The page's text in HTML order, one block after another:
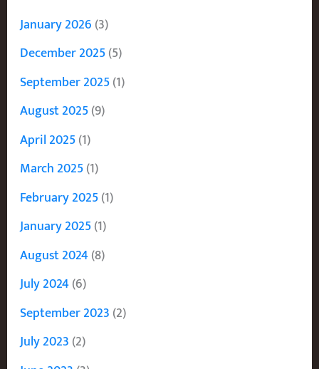
January 2026 (3)
December 2025(5)
September 2025(1)
August 2025(9)
April 2025(1)
March 2025(1)
February 2025(1)
January 2025(1)
August 2024(8)
July 2024(6)
September 2023 (2)
July 2023 (2)